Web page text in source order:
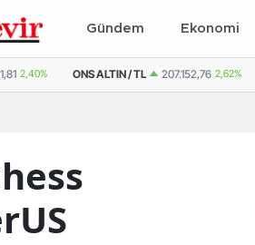
Gündem Ekonomi
2,40% ONS ALTIN / TL 207.152,76 2,62%